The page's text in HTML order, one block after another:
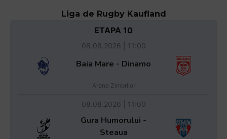
Liga de Rugby Kaufland
ETAPA 10
08.08.2026 | 11:00
Baia Mare - Dinamo
Arena Zimbrilor
08.08.2026 | 11:00
Gura Humorului -
Steaua